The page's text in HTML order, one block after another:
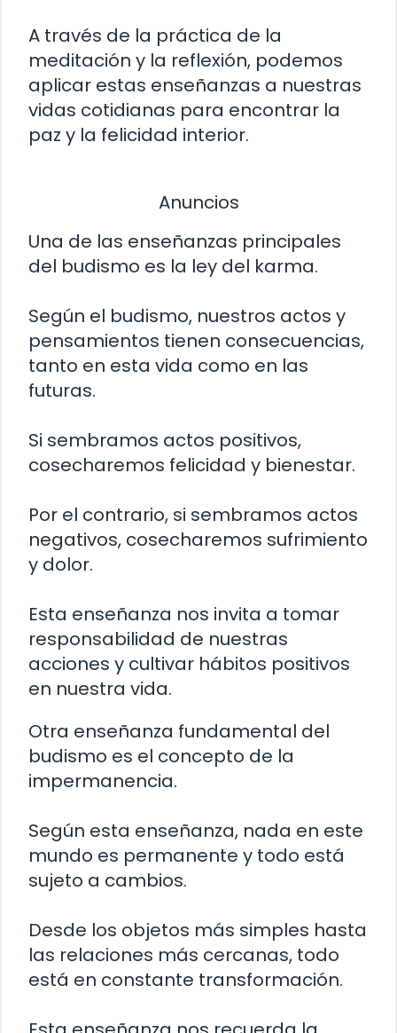
A través de la práctica de la
meditación y la reflexión, podemos
aplicar estas enseñanzas a nuestras
vidas cotidianas para encontrar la
paz y la felicidad interior.
Anuncios
Una de las enseñanzas principales
del budismo es la ley del karma.
Según el budismo, nuestros actos y
pensamientos tienen consecuencias,
tanto en esta vida como en las
futuras.
Si sembramos actos positivos,
cosecharemos felicidad y bienestar.
Por el contrario, si sembramos actos
negativos, cosecharemos sufrimiento
y dolor.
Esta enseñanza nos invita a tomar
responsabilidad de nuestras
acciones y cultivar hábitos positivos
en nuestra vida.
Otra enseñanza fundamental del
budismo es el concepto de la
impermanencia.
Según esta enseñanza, nada en este
mundo es permanente y todo está
sujeto a cambios.
Desde los objetos más simples hasta
las relaciones más cercanas, todo
está en constante transformación.